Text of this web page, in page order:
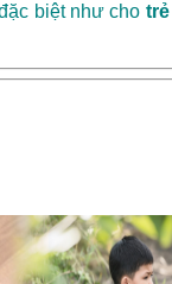
biệt như cho